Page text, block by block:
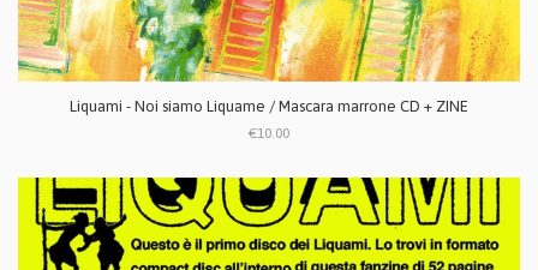
Liquami - Noi siamo Liquame / Mascara marrone CD + ZINE
€10.00